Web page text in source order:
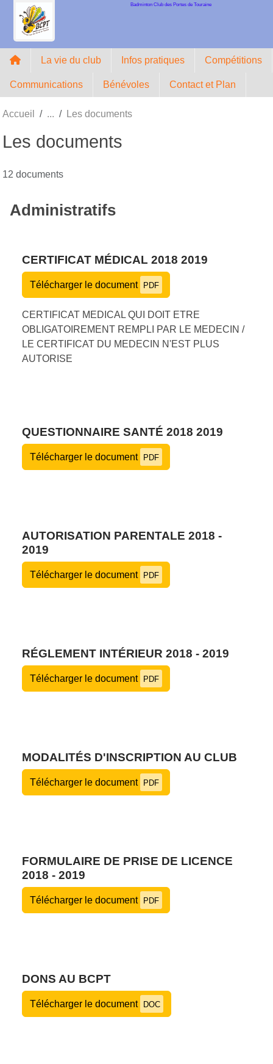
Badminton Club des Portes de Touraine
La vie du club Infos pratiques Compétitions
Communications Bénévoles Contact et Plan
Accueil Les documents
Les documents
12 documents
Administratifs
CERTIFICAT MÉDICAL 2018 2019
Télécharger le document PDF
CERTIFICAT MEDICAL QUI DOIT ETRE
OBLIGATOIREMENT REMPLI PAR LE MEDECIN /
LE CERTIFICAT DU MEDECIN N'EST PLUS
AUTORISE
QUESTIONNAIRE SANTÉ 2018 2019
Télécharger le document PDF
AUTORISATION PARENTALE 2018 -
2019
Télécharger le document PDF
RÉGLEMENT INTÉRIEUR 2018 - 2019
Télécharger le document PDF
MODALITÉS D'INSCRIPTION AU CLUB
Télécharger le document PDF
FORMULAIRE DE PRISE DE LICENCE
2018 - 2019
Télécharger le document PDF
DONS AU BCPT
Télécharger le document DOC
Panneau de gestion des cookies